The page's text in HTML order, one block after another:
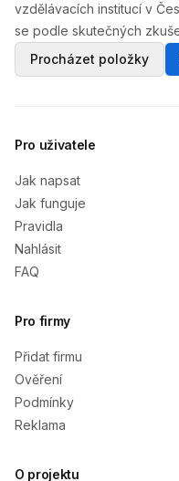
vzdělávacích institucí v
se podle skutečných
Procházet položky
Pro uživatele
Jak napsat
Jak funguje
Pravidla
Nahlásit
FAQ
Pro firmy
Přidat firmu
Ověření
Podmínky
Reklama
O projektu